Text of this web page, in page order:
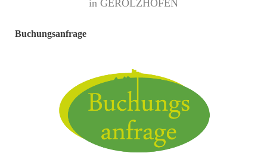
in GEROLZHOFEN
Buchungsanfrage